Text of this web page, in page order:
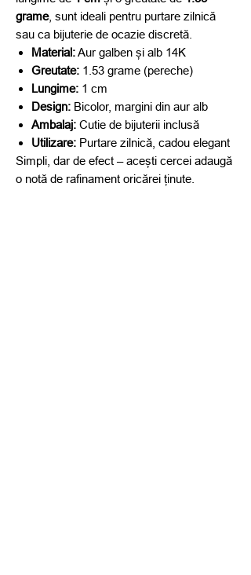
grame, sunt ideali pentru purtare zilnică
sau ca bijuterie de ocazie discretă.
Material:Aur galben și alb 14K
Greutate: 1.53 grame (pereche)
Lungime: 1 cm
Design: Bicolor, margini din aur alb
Ambalaj: Cutie de bijuterii inclusă
Utilizare: Purtare zilnică, cadou elegant
Simpli, dar de efect – acești cercei adaugă
o notă de rafinament oricărei ținute.